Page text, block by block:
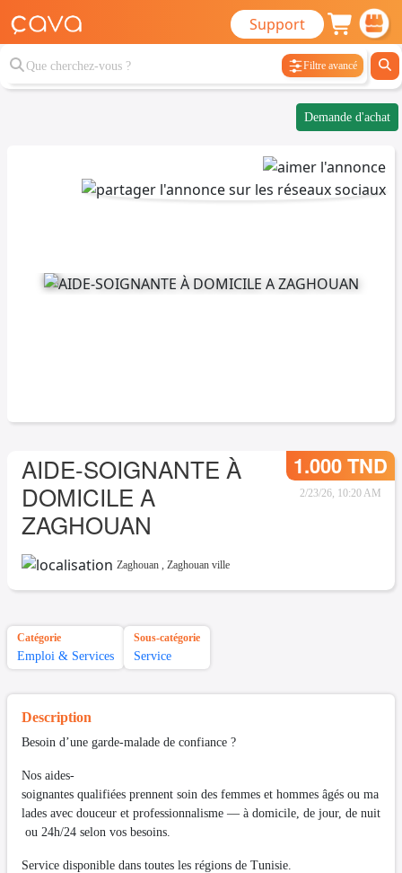
Support
Filtre avancé
Demande d'achat
AIDE-SOIGNANTE À
DOMICILE A
ZAGHOUAN
1.000 TND
2/23/26, 10:20 AM
Zaghouan , Zaghouan ville
Catégorie
Emploi & Services
Sous-catégorie
Service
Description
Besoin d’une garde-malade de confiance ?
Nos aides-
soignantes qualifiées prennent soin des femmes et hommes âgés ou ma
lades avec douceur et professionnalisme — à domicile, de jour, de nuit
ou 24h/24 selon vos besoins.
Service disponible dans toutes les régions de Tunisie.